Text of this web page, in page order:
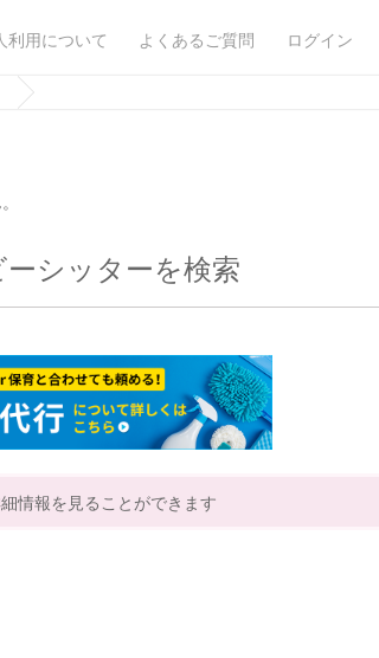
利用について よくあるご質問 ログイン
シッターを検索
情報を見ることができます